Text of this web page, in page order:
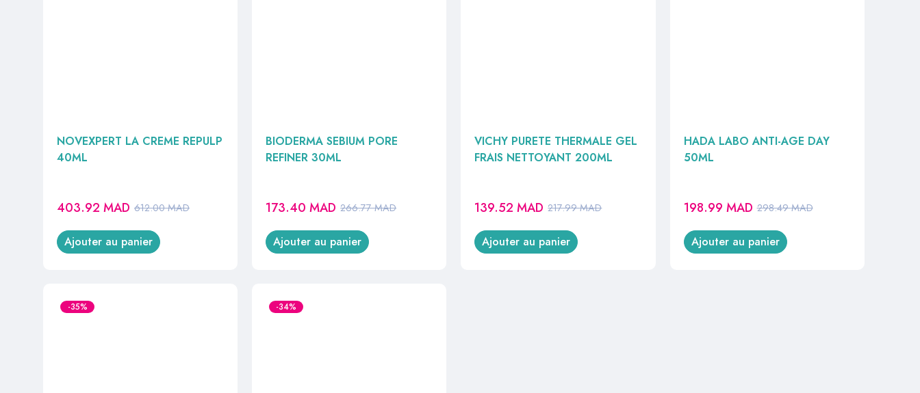
NOVEXPERT LA CREME REPULP
40ML
612.00MAD
403.92 MAD
Ajouter au panier
BIODERMA SEBIUM PORE
REFINER 30ML
266.77MAD
173.40MAD
Ajouter au panier
VICHY PURETE THERMALE GEL
FRAIS NETTOYANT 200ML
217.99MAD
139.52MAD
Ajouter au panier
HADA LABO ANTI-AGE DAY
50ML
298.49MAD
198.99 MAD
Ajouter au panier
-35% -34%